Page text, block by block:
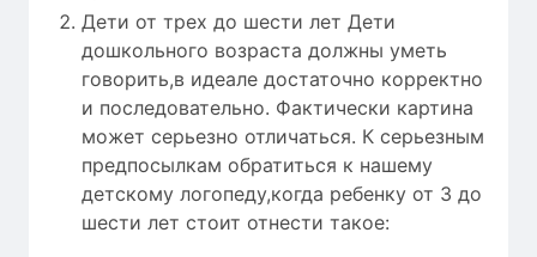
Дети от трех до шести лет Дети
дошкольного возраста должны уметь
говорить,в идеале достаточно корректно
и последовательно. Фактически картина
может серьезно отличаться. К серьезным
предпосылкам обратиться к нашему
детскому логопеду,когда ребенку от 3 до
шести лет стоит отнести такое: